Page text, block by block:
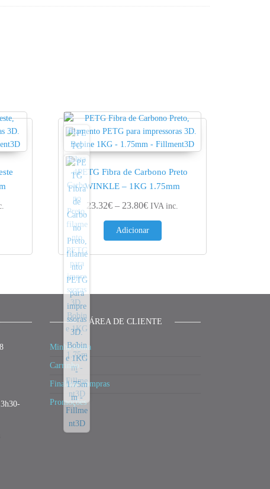
14.31€ through 14.60€
PETG Fibra de Carbono Preto
WINKLE – 1KG 1.75mm
23.32€ – 23.80€Price range: 23.32€ through
IVA inc.
Adicionar
ÁREA DE CLIENTE
Minha conta
Carrinho
Finalizar compras
Promoções